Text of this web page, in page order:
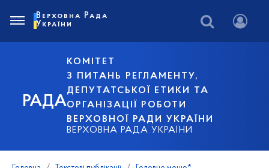
РАДА
КОМІТЕТ
З ПИТАНЬ РЕГЛАМЕНТУ,
ДЕПУТАТСЬКОЇ ЕТИКИ ТА
ОРГАНІЗАЦІЇ РОБОТИ
ВЕРХОВНОЇ РАДИ УКРАЇНИ
ВЕРХОВНА РАДА УКРАЇНИ
Верховна Рада
України